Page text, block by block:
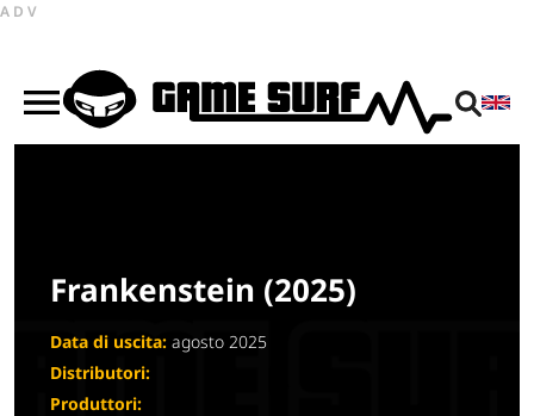
ADV
Frankenstein (2025)
Data di uscita: agosto 2025
Distributori:
Produttori: